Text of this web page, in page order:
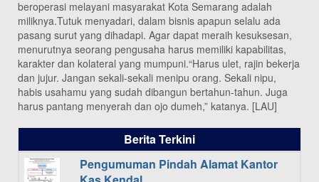
beroperasi melayani masyarakat Kota Semarang adalah
miliknya.Tutuk menyadari, dalam bisnis apapun selalu ada
pasang surut yang dihadapi. Agar dapat meraih kesuksesan,
menurutnya seorang pengusaha harus memiliki kapabilitas,
karakter dan kolateral yang mumpuni.“Harus ulet, rajin bekerja
dan jujur. Jangan sekali-sekali menipu orang. Sekali nipu,
habis usahamu yang sudah dibangun bertahun-tahun. Juga
harus pantang menyerah dan ojo dumeh,” katanya. [LAU]
Berita Terkini
Pengumuman Pindah Alamat Kantor